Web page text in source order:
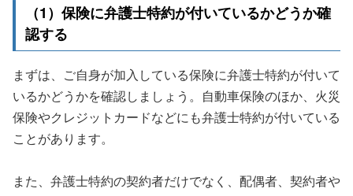
（1）保険に弁護士特約が付いているかどうか確
認する
まずは、ご自身が加入している保険に弁護士特約が付いて
いるかどうかを確認しましょう。自動車保険のほか、火災
保険やクレジットカードなどにも弁護士特約が付いている
ことがあります。
また、弁護士特約の契約者だけでなく、配偶者、契約者や